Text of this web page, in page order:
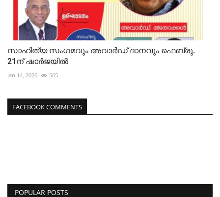
സാഹിത്യ സംഗമവും അവാർഡ് ദാനവും ഫെബ്രു.
21ന് ഷാർജയിൽ
Jan 14, 2026 565
FACEBOOK COMMENTS
POPULAR POSTS